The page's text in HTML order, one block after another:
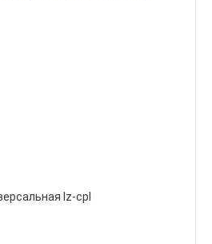
lz-cpl